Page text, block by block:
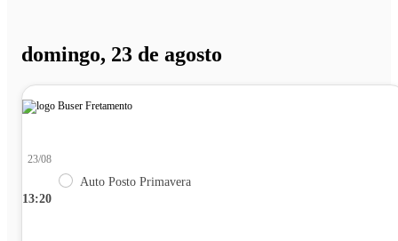
domingo, 23 de agosto
13:20
23/08
Auto Posto Primavera